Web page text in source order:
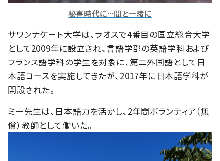
秘書時代に…間と一緒に
サワンナケート大学は、ラオスで4番目の国立総合大学
として2009年に設立され、言語学部の英語学科および
フランス語学科の学生を対象に、第二外国語として日
本語コースを実施してきたが、2017年に日本語学科が
開設された。
ミー先生は、日本語力を活かし、2年間ボランティア（無
償）教師として働いた。